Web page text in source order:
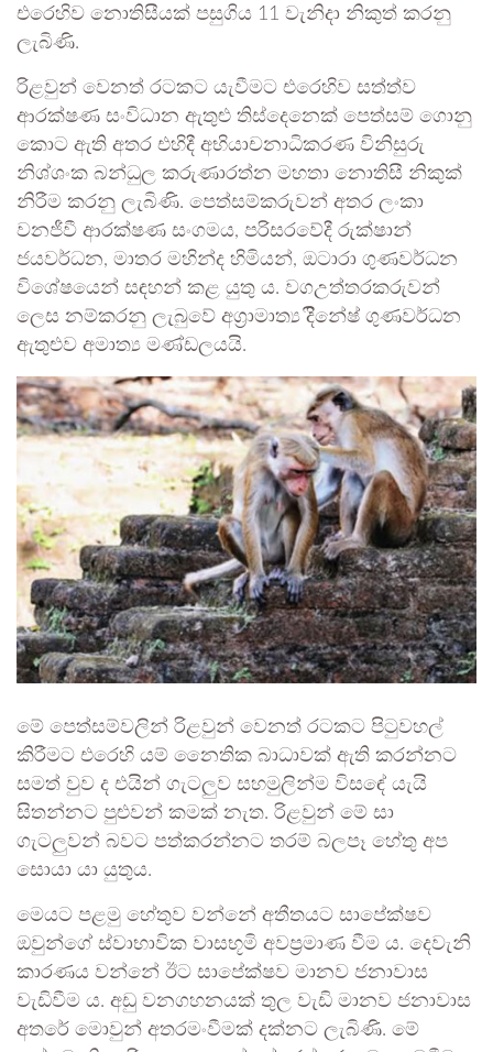
එරෙහිව නොතිසීයක් පසුගිය 11 වැනිදා නිකුත් කරනු
ලැබිණි.
රිළවුන් වෙනත් රටකට යැවීමට එරෙහිව සත්ත්ව
ආරක්ෂණ සංවිධාන ඇතුළු තිස්දෙනෙක් පෙත්සම් ගොනු
කොට ඇති අතර එහිදී අභියාචනාධිකරණ විනිසුරු
නිශ්ශංක බන්ධුල කරුණාරත්න මහතා නොතිසී නිකුක්
නිරීම කරනු ලැබිණි. පෙත්සම්කරුවන් අතර ලංකා
වනජීවී ආරක්ෂණ සංගමය, පරිසරවේදී රුක්ෂාන්
ජයවර්ධන, මාතර මහින්ද හිමියන්, ඔටාරා ගුණවර්ධන
විශේෂයෙන් සඳහන් කළ යුතු ය. වගඋත්තරකරුවන්
ලෙස නම්කරනු ලැබුවේ අග්‍රාමාත්‍ය දිිනේෂ් ගුණවර්ධන
ඇතුළුව අමාත්‍ය මණ්ඩලයයි.
මේ පෙත්සම්වලින් රිළවුන් වෙනත් රටකට පිටුවහල්
කිරීමට එරෙහි යම් නෛතික බාධාවක් ඇති කරන්නට
සමත් වුව ද එයින් ගැටලුව සහමුලින්ම විසඳේ යැයි
සිතන්නට පුළුවන් කමක් නැත. රිළවුන් මේ සා
ගැටලුවන් බවට පත්කරන්නට තරම් බලපෑ හේතු අප
සොයා යා යුතුය.
මෙයට පළමු හේතුව වන්නේ අතීතයට සාපේක්ෂව
ඔවුන්ගේ ස්වාභාවික වාසභූමි අවප්‍රමාණ වීම ය. දෙවැනි
කාරණය වන්නේ ඊට සාපේක්ෂව මානව ජනාවාස
වැඩිවීම ය. අඩු වනගහනයක් තුල වැඩි මානව ජනාවාස
අතරේ මොවුන් අතරමංවීමක් දක්නට ලැබිණි. මේ